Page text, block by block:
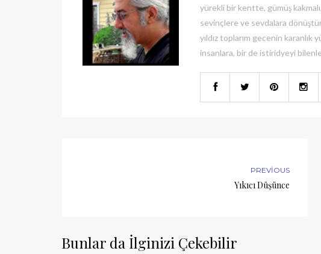
yürekli bir kentte, gümüş
sevinçlere ve sevdalara
yıldız toplarım gecenin karanlık
insanlara, bir de istiridyeyi
PREVIOUS
Yıkıcı Düşünce
Bunlar da İlginizi Çekebilir